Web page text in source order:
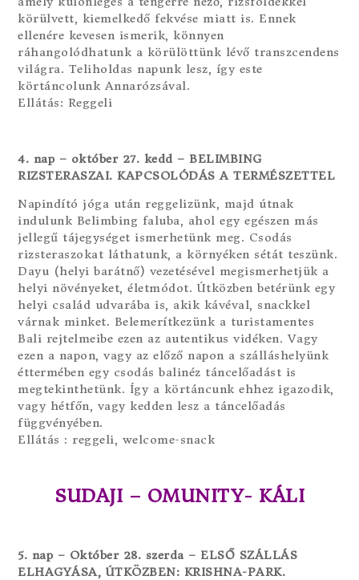
körülvett, kiemelkedő fekvése miatt is. Ennek
ellenére kevesen ismerik, könnyen
ráhangolódhatunk a körülöttünk lévő transzcendens
világra. Teliholdas napunk lesz, így este
körtáncolunk Annarózsával.
Ellátás: Reggeli
4. nap – október 27. kedd – BELIMBING
RIZSTERASZAI. KAPCSOLÓDÁS A TERMÉSZETTEL
Napindító jóga után reggelizünk, majd útnak
indulunk Belimbing faluba, ahol egy egészen más
jellegű tájegységet ismerhetünk meg. Csodás
rizsteraszokat láthatunk, a környéken sétát teszünk.
Dayu (helyi barátnő) vezetésével megismerhetjük a
helyi növényeket, életmódot. Útközben betérünk egy
helyi család udvarába is, akik kávéval, snackkel
várnak minket. Belemerítkezünk a turistamentes
Bali rejtelmeibe ezen az autentikus vidéken. Vagy
ezen a napon, vagy az előző napon a szálláshelyünk
éttermében egy csodás balinéz táncelőadást is
megtekinthetünk. Így a körtáncunk ehhez igazodik,
vagy hétfőn, vagy kedden lesz a táncelőadás
függvényében.
Ellátás : reggeli, welcome-snack
SUDAJI – OMUNITY- KÁLI
5. nap – Október 28. szerda – ELSŐ SZÁLLÁS
ELHAGYÁSA, ÚTKÖZBEN: KRISHNA-PARK.